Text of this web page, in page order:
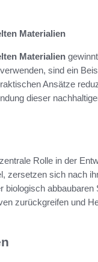
Materialien
Materialien
sind ein
Ansätze
dieser
Rolle in der
zersetzen sich nach
biologisch
zurückgreifen und